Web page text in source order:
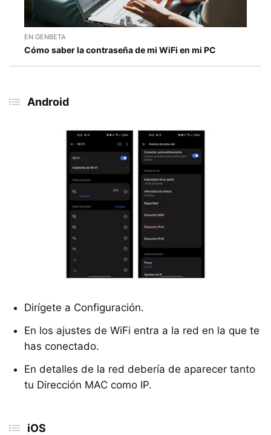
EN GENBETA
Cómo saber la contraseña de mi WiFi en mi PC
Android
Dirígete a Configuración.
En los ajustes de WiFi entra a la red en la que te
has conectado.
En detalles de la red debería de aparecer tanto
tu Dirección MAC como IP.
iOS